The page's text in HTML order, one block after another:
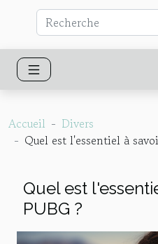
Accueil
Divers
Quel est l'essentiel à
Quel est
PUBG ?